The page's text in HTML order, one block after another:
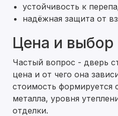
устойчивость к
надёжная защита от
Цена и выбор
Частый вопрос - дверь
цена и от чего она
стоимость формируется
металла, уровня
отделки.